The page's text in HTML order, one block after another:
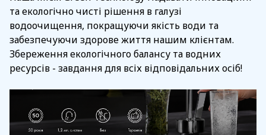
та екологічно чисті рішення в галузі
водоочищення, покращуючи якість води та
забезпечуючи здорове життя нашим клієнтам.
Збереження екологічного балансу та водних
ресурсів - завдання для всіх відповідальних осіб!